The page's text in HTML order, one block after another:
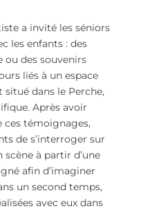
a invité les séniors
les enfants : des
ou des souvenirs
liés à un espace
dans le Perche,
Après avoir
ces témoignages,
de s’interroger sur
à partir d’une
afin d’imaginer
un second temps,
avec eux dans